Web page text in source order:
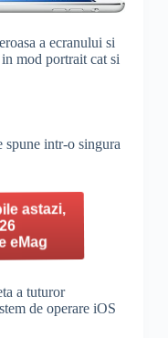
a ecranului si
mod portrait cat si
spune intr-o singura
astazi,
eMag
a tuturor
de operare iOS